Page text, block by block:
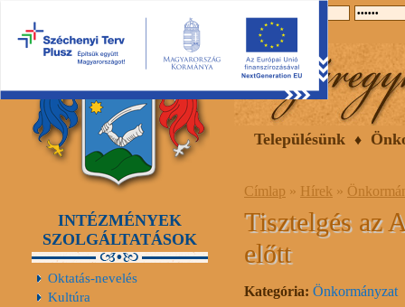
Településünk
Címlap » Hírek »
Tisztelgés az
előtt
Kategória: Önkormányzat
INTÉZMÉNYEK
SZOLGÁLTATÁSOK
Oktatás-nevelés
Kultúra